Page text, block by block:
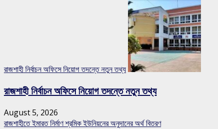
রাজশাহী নির্বাচন অফিসে নিয়োগ তদন্তে নতুন তথ্য
রাজশাহী নির্বাচন অফিসে নিয়োগ তদন্তে নতুন তথ্য
August 5, 2026
রাজশাহীতে ইমারত নির্মাণ শ্রমিক ইউনিয়নের অনুদানের অর্থ বিতরণ